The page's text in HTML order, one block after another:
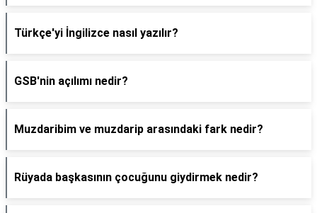
Türkçe'yi İngilizce nasıl yazılır?
GSB'nin açılımı nedir?
Muzdaribim ve muzdarip arasındaki fark nedir?
Rüyada başkasının çocuğunu giydirmek nedir?